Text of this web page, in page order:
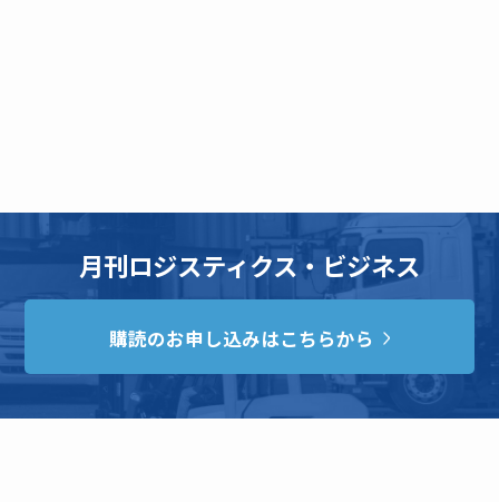
月刊ロジスティクス・ビジネス
購読のお申し込みはこちらから